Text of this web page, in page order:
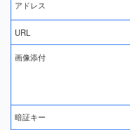
アドレス
URL
画像添付
暗証キー